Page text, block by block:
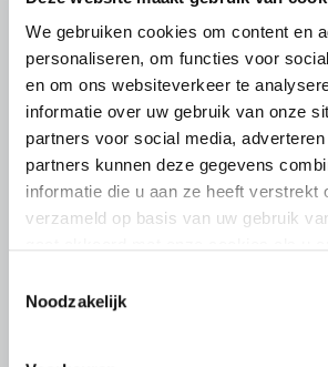
We gebruiken cookies om content en
personaliseren, om functies voor
en om ons websiteverkeer te
informatie over uw gebruik van onze
partners voor social media,
partners kunnen deze gegevens
informatie die u aan ze heeft verstrekt
verzameld op basis van uw gebruik
Noodzakelijk
ALGEMENE INFORMATIE
6 AUGUSTUS 2026
Nieuwe LTO-directeur
multifunctionele
De nieuwe directeur van LTO